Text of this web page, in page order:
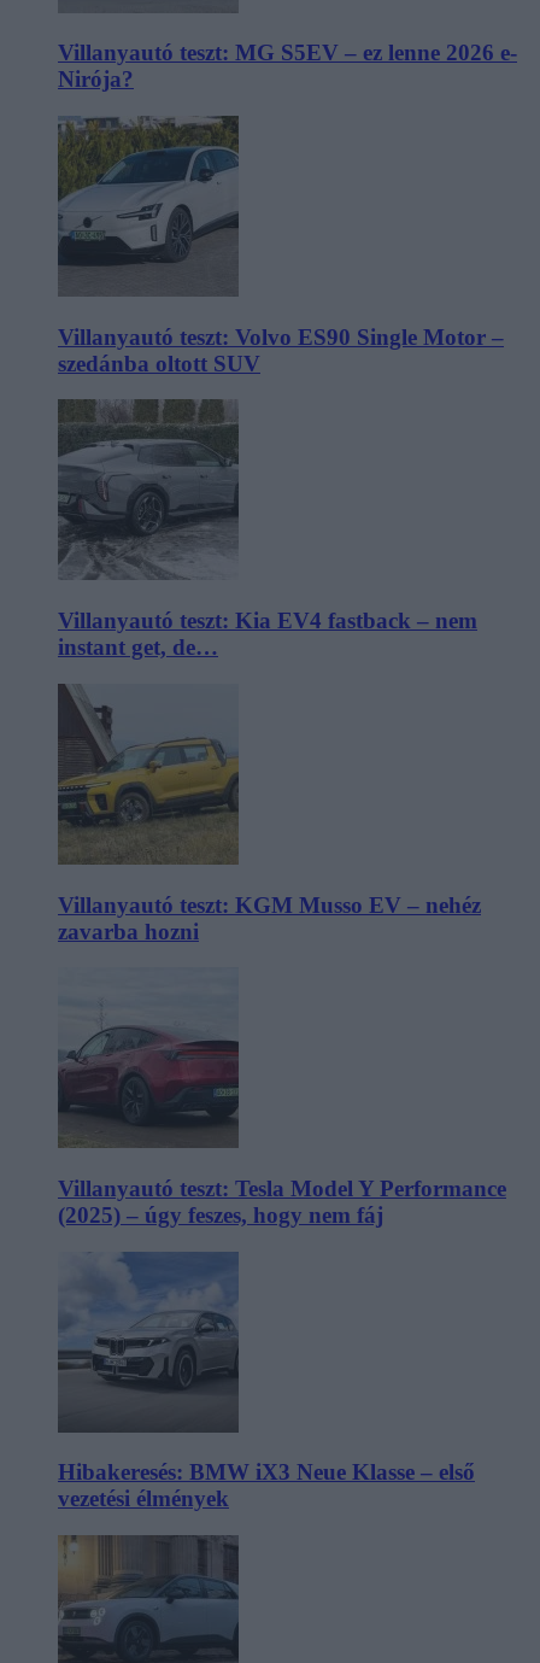
Villanyautó teszt: MG S5EV – ez lenne 2026 e-
Nirója?
Villanyautó teszt: Volvo ES90 Single Motor –
szedánba oltott SUV
Villanyautó teszt: Kia EV4 fastback – nem
instant get, de…
Villanyautó teszt: KGM Musso EV – nehéz
zavarba hozni
Villanyautó teszt: Tesla Model Y Performance
(2025) – úgy feszes, hogy nem fáj
Hibakeresés: BMW iX3 Neue Klasse – első
vezetési élmények